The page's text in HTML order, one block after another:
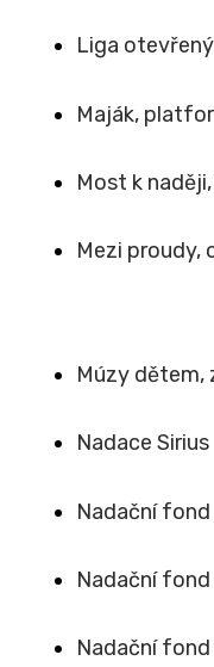
Liga
Maják,
Most k naději,
Mezi proudy,
Múzy dětem,
Nadace Sirius
Nadační
Nadační fond
Nadační fond